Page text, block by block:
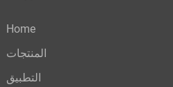
Home
المنتجات
التطبيق